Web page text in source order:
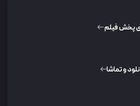
پخش فیلم
و تماشا